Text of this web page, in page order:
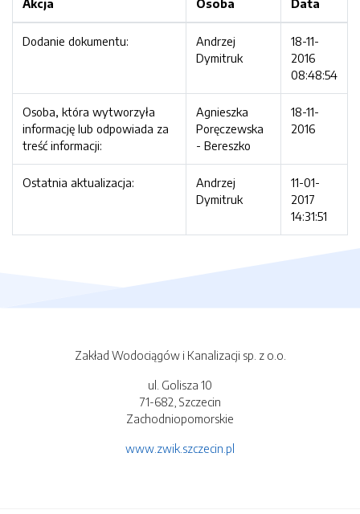
Akcja Osoba Data
Dodanie dokumentu:
Andrzej
Dymitruk
18-11-
2016
08:48:54
Osoba, która wytworzyła
informację lub odpowiada za
treść informacji:
Agnieszka
Poręczewska
- Bereszko
18-11-
2016
Ostatnia aktualizacja:
Andrzej
Dymitruk
11-01-
2017
14:31:51
Zakład Wodociągów i Kanalizacji sp. z o.o.
ul. Golisza 10
71-682, Szczecin
Zachodniopomorskie
www.zwik.szczecin.pl